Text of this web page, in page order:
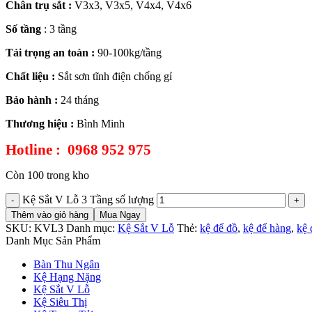
Chân trụ sắt : V3x3, V3x5, V4x4, V4x6
Số tầng : 3 tầng
Tải trọng an toàn : 90-100kg/tầng
Chất liệu : Sắt sơn tĩnh điện chống gỉ
Bảo hành : 24 tháng
Thương hiệu : Bình Minh
Hotline : 0968 952 975
Còn 100 trong kho
Kệ Sắt V Lỗ 3 Tầng số lượng
Thêm vào giỏ hàng Mua Ngay
SKU: KVL3 Danh mục: Kệ Sắt V Lỗ Thẻ: kệ để đồ, kệ để hàng, kệ
Danh Mục Sản Phẩm
Bàn Thu Ngân
Kệ Hạng Nặng
Kệ Sắt V Lỗ
Kệ Siêu Thị